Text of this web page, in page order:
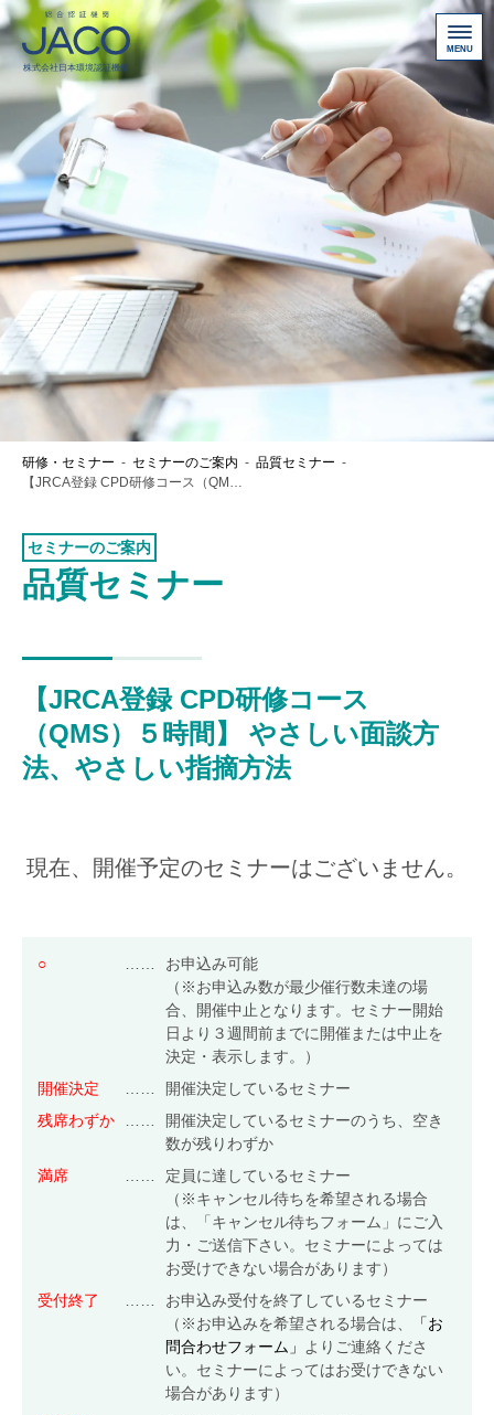
研修・セミナー - セミナーのご案内 - 品質セミナー -
【JRCA登録 CPD研修コース（QMS）５時間】 やさしい面談方法、やさしい指摘方法
セミナーのご案内
品質セミナー
【JRCA登録 CPD研修コース
（QMS）５時間】 やさしい面談方
法、やさしい指摘方法
現在、開催予定のセミナーはございません。
○
お申込み可能
（※お申込み数が最少催行数未達の場
合、開催中止となります。セミナー開始
日より３週間前までに開催または中止を
決定・表示します。）
開催決定
開催決定しているセミナー
残席わずか
開催決定しているセミナーのうち、空き
数が残りわずか
満席
定員に達しているセミナー
（※キャンセル待ちを希望される場合
は、「キャンセル待ちフォーム」にご入
力・ご送信下さい。セミナーによっては
お受けできない場合があります）
受付終了
お申込み受付を終了しているセミナー
（※お申込みを希望される場合は、
「お
問合わせフォーム」
よりご連絡くださ
い。セミナーによってはお受けできない
場合があります）
総合認証機関JACO 認証サイト
サービス案内
新規認証取得のお客様
他機関から切り替えたいお客様
ご利用にあたって
お問い合わせ
お客様専用ページ
アクセス
ニュース一覧
個人情報保護方針
環境マネジメント
品質マネジメント
情報セキュリティマネジメント
ISMSクラウドセキュリティ
ISMS-PIMS
ITサービスマネジメント
アセットマネジメント
検証・監査
食品安全マネジメント
FSSC Development Program
統合審査
総合認証機関JACO セミナーサイト
ISO 14001 / ISO 9001規格改訂(ISO 14001/9001 改訂)
(ISO 14001)
(ISO 9001)
情報セキュリティセミナー(ISO/IEC 27001)